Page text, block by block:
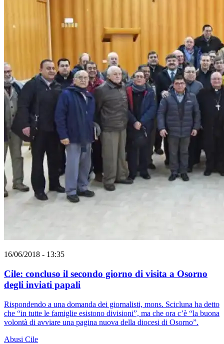
16/06/2018 - 13:35
Cile: concluso il secondo giorno di visita a Osorno
degli inviati papali
Rispondendo a una domanda dei giornalisti, mons. Scicluna ha detto
che “in tutte le famiglie esistono divisioni”, ma che ora c’è “la buona
volontà di avviare una pagina nuova della diocesi di Osorno”.
Abusi Cile